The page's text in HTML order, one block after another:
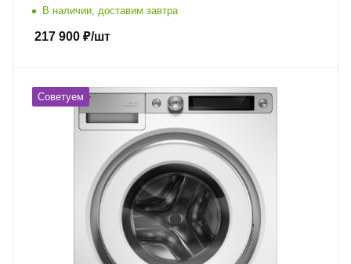
В наличии, доставим завтра
217 900 ₽/шт
Советуем